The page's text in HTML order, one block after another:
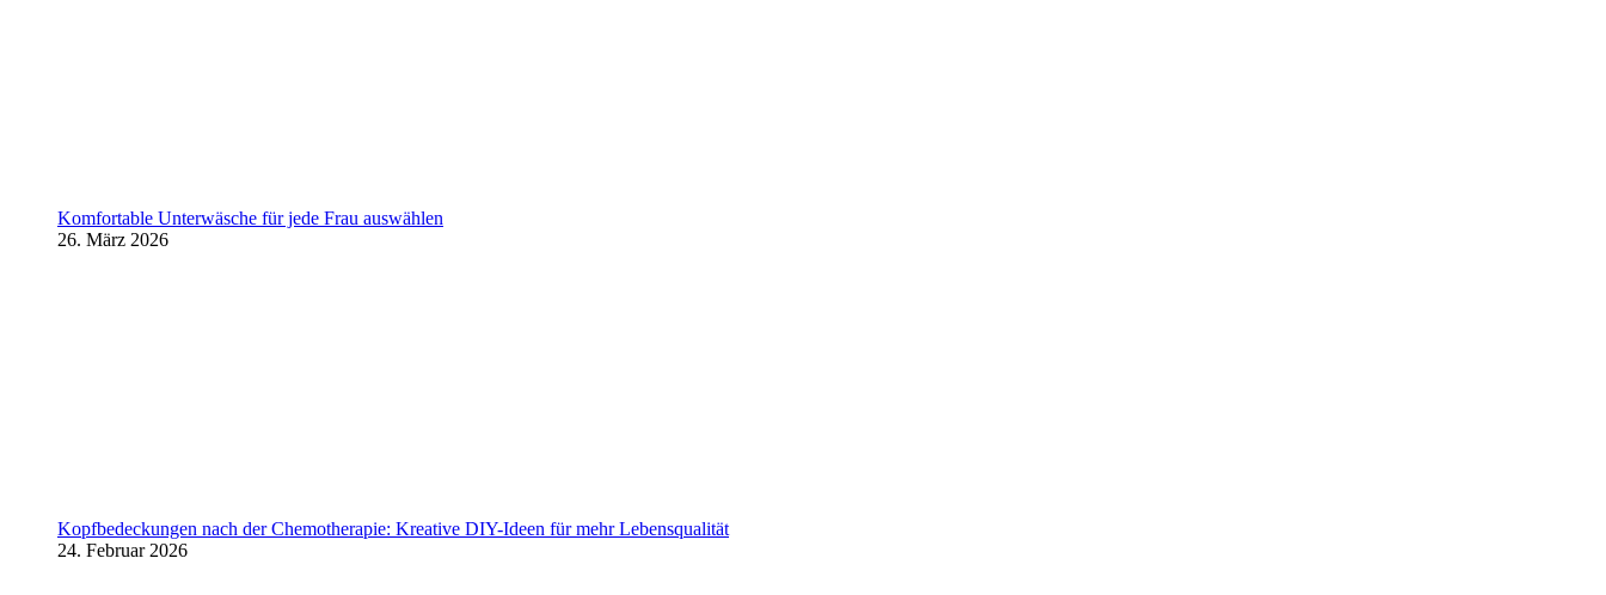
Komfortable Unterwäsche für jede Frau auswählen
26. März 2026
Kopfbedeckungen nach der Chemotherapie: Kreative DIY-Ideen für mehr Lebensqualität
24. Februar 2026